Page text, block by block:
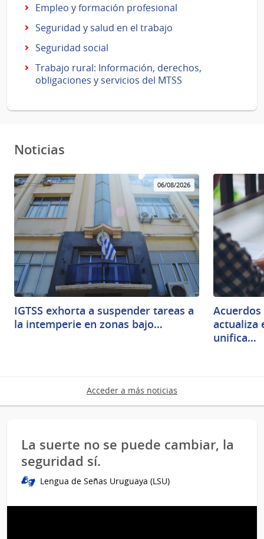
Empleo y formación profesional
Seguridad y salud en el trabajo
Seguridad social
Trabajo rural: Información, derechos,
obligaciones y servicios del MTSS
Noticias
06/08/2026
IGTSS exhorta a suspender tareas a
la intemperie en zonas bajo…
actualiza
unifica…
Acceder a más noticias
La suerte no se puede cambiar, la
seguridad sí.
Lengua de Señas Uruguaya (LSU)